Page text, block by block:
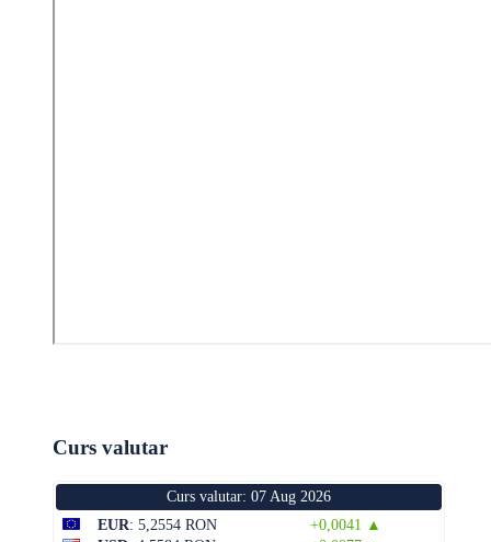
Curs valutar
Curs valutar: 07 Aug 2026
EUR: 5,2554 RON
+0,0041 ▲